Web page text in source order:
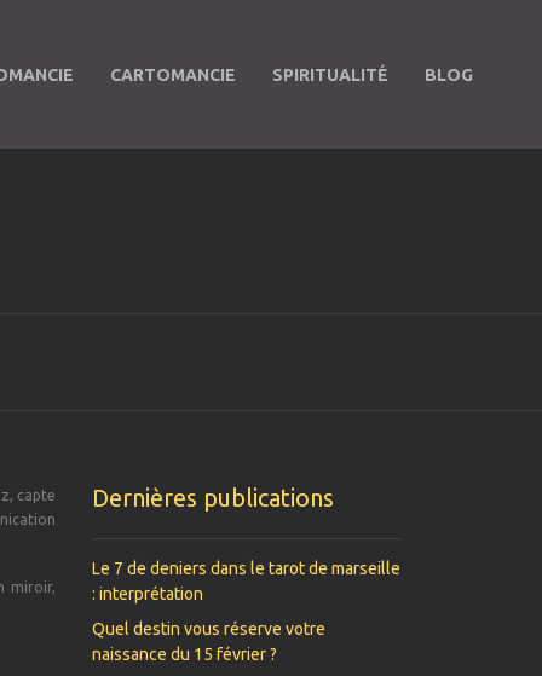
CARTOMANCIE SPIRITUALITÉ BLOG
capte
miroir,
Dernières publications
Le 7 de deniers dans le tarot de marseille
: interprétation
Quel destin vous réserve votre
naissance du 15 février ?